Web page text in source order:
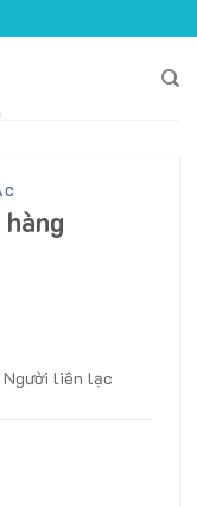
Người liên lạc